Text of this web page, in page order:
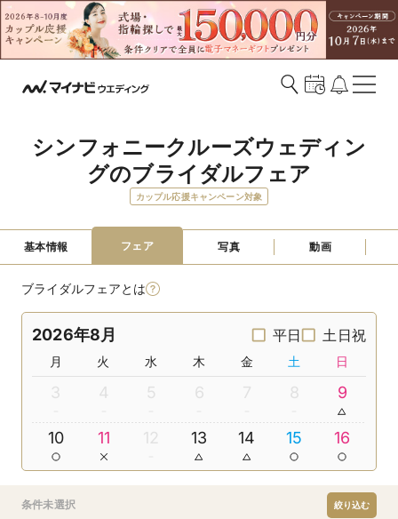
シンフォニークルーズウェディン
グのブライダルフェア
カップル応援キャンペーン対象
基本情報 フェア 写真 動画
ブライダルフェアとは
2026年8月 平日 土日祝
月 火 水 木 金 土 日
3 4 5 6 7 8 9
10 11 12 13 14 15 16
条件未選択 絞り込む